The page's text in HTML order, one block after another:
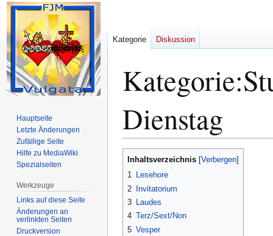
Kategorie:
Dienstag
Zur
Zur
Inhaltsverzeichnis
1 Lesehore
2
Invitatorium
3 Laudes
4 Terz/Sext/Non
5 Vesper
Kategorie Diskussion
Hauptseite
Letzte Änderungen
Zufällige Seite
Hilfe zu MediaWiki
Spezialseiten
Werkzeuge
Links auf diese Seite
Änderungen an
verlinkten Seiten
Druckversion